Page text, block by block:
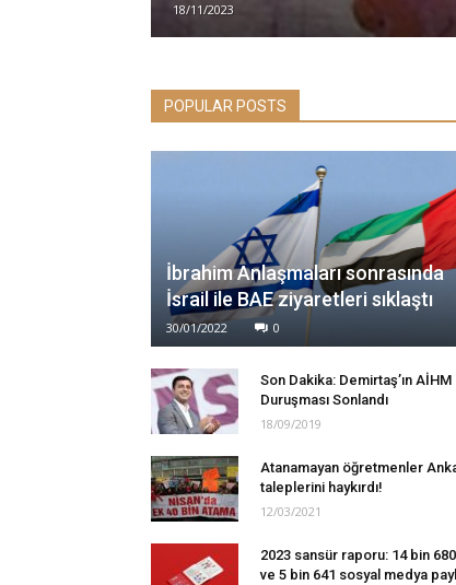
18/11/2023
POPULAR POSTS
İbrahim Anlaşmaları sonrasında
İsrail ile BAE ziyaretleri sıklaştı
30/01/2022 0
Son Dakika: Demirtaş’ın AİHM
Duruşması Sonlandı
18/09/2019
Atanamayan öğretmenler
taleplerini haykırdı!
12/03/2021
2023 sansür raporu: 14 bin
ve 5 bin 641 sosyal medya